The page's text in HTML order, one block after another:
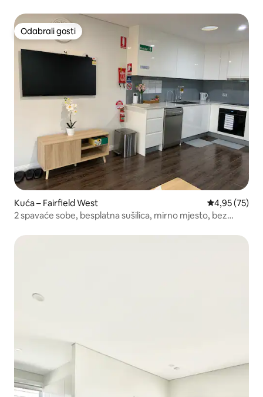
Odabrali gosti
Odabrali gosti
Kuća – Fairfield West Prosječna
4,95 (75)
2 spavaće sobe, besplatna sušilica, mirno mjesto, bez